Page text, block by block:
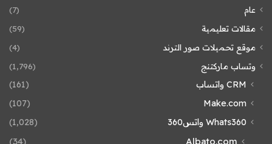
عام
(7)
مقالات تعليمية
(59)
موقع تحميلات صور الترند
(4)
وتساب ماركتنج
(1٬796)
CRM واتساب
(161)
Make.com
(107)
Whats360 واتس360
(1٬028)
Albato.com
(34)